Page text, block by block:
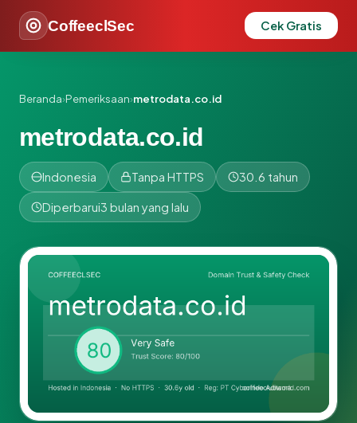
CoffeeclSec Cek Gratis
Beranda›Pemeriksaan›metrodata.co.id
metrodata.co.id
Indonesia Tanpa HTTPS 30.6 tahun
Diperbarui3 bulan yang lalu